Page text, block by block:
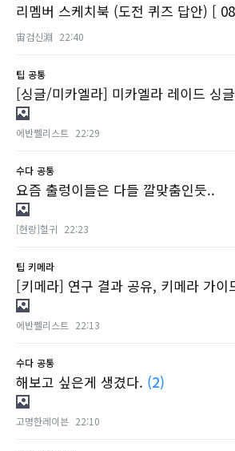
리멤버 스케치북 (도전 퀴즈 답안) [
宙검신淵 22:40
팁 공통
[싱글/미카엘라] 미카엘라 레이드 싱
에반쩰리스트 22:29
수다 공통
요즘 출렁이들은 다들 깔맞춤인듯..
[현랑]혈귀 22:23
팁 키메라
[키메라] 연구 결과 공유, 키메라 가이
에반쩰리스트 22:13
수다 공통
해보고 싶은게 생겼다. (2)
고명한레이븐 22:10